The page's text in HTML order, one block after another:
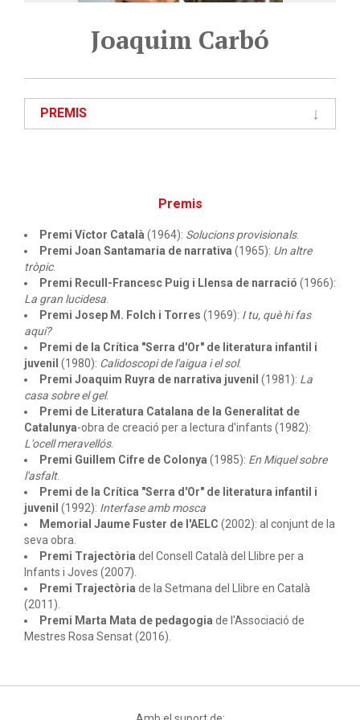
Joaquim Carbó
PREMIS
Premis
Premi Víctor Català (1964): Solucions provisionals.
Premi Joan Santamaria de narrativa (1965): Un altre
tròpic.
Premi Recull-Francesc Puig i Llensa de narració (1966):
La gran lucidesa
Premi Josep M. Folch i Torres (1969): I tu, què hi fas
aquí?
Premi de la Crítica "Serra d'Or" de literatura infantil i
juvenil (1980): Calidoscopi de l'aigua i el sol.
Premi Joaquim Ruyra de narrativa juvenil (1981): La
casa sobre el gel.
Premi de Literatura Catalana de la Generalitat de
Catalunya-obra de creació per a lectura d'infants (1982):
L'ocell meravellós.
Premi Guillem Cifre de Colonya (1985): En Miquel sobre
l'asfalt.
Premi de la Crítica "Serra d'Or" de literatura infantil i
juvenil (1992): Interfase amb mosca
Memorial Jaume Fuster de l'AELC (2002): al conjunt de la
seva obra.
Premi Trajectòria del Consell Català del Llibre per a
Infants i Joves (2007).
Premi Trajectòria de la Setmana del Llibre en Català
(2011).
Premi Marta Mata de pedagogia de l'Associació de
Mestres Rosa Sensat (2016).